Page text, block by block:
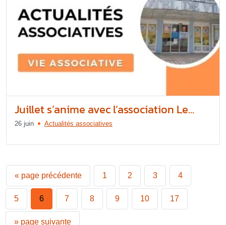
Juillet s’anime avec l’association Le...
26 juin Actualités associatives
« page précédente 1 2 3 4
5 6 7 8 9 10 17
» page suivante